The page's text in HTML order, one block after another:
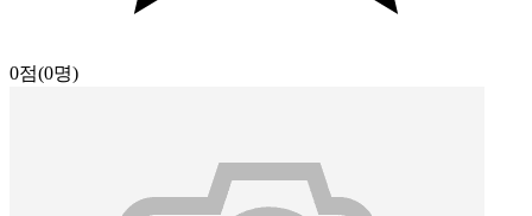
0점(0명)